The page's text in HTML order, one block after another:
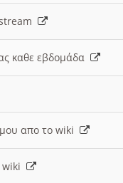
καθε εβδομάδα
μου απο το wiki
wiki